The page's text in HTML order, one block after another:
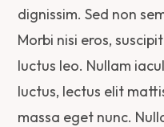
dignissim. Sed non
Morbi nisi eros,
luctus leo. Nullam
luctus, lectus elit
massa eget nunc.